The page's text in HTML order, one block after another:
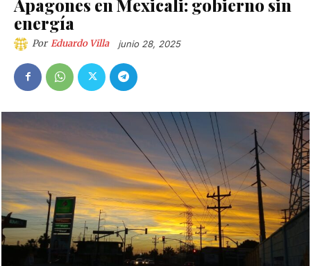
Apagones en Mexicali: gobierno sin
energía
Por Eduardo Villa junio 28, 2025